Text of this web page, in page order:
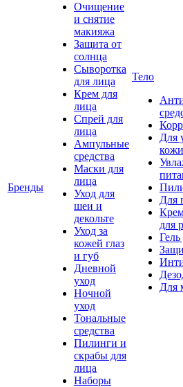
Бренды
Очищение
и снятие
макияжа
Защита от
солнца
Сыворотка
для лица
Крем для
лица
Спрей для
лица
Ампульные
средства
Маски для
лица
Уход для
шеи и
декольте
Уход за
кожей глаз
и губ
Дневной
уход
Ночной
уход
Тональные
средства
Пилинги и
скрабы для
лица
Наборы
Тело
Для
кожи
Для
для
Для